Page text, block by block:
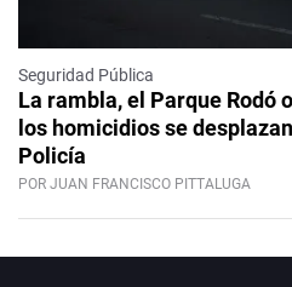
Seguridad Pública
La rambla, el Parque Rodó
los homicidios se
Policía
POR JUAN FRANCISCO PITTALUGA